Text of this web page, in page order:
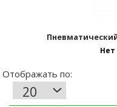
Нет